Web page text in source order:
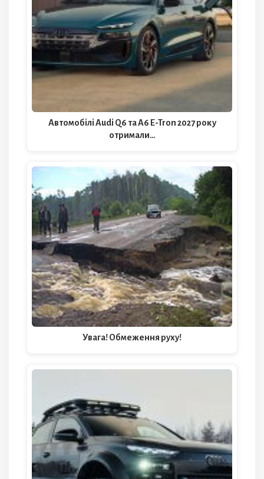
Автомобілі Audi Q6 та A6 E-Tron 2027 року
отримали…
Увага! Обмеження руху!